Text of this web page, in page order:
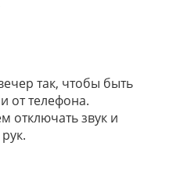
так, чтобы быть
от телефона.
отключать звук и